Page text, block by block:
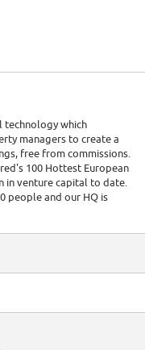
technology which
managers to create a
free from commissions.
100 Hottest European
in venture capital to date.
people and our HQ is